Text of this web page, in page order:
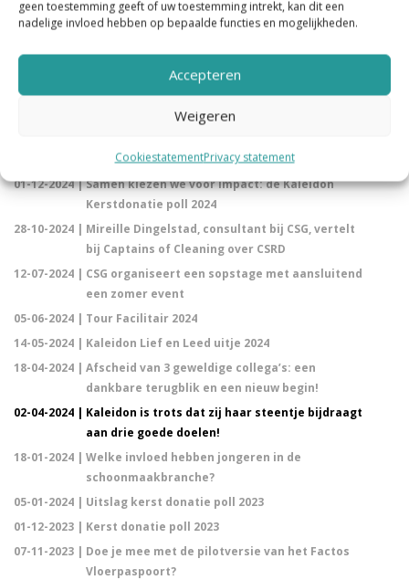
geen toestemming geeft of uw toestemming intrekt, kan dit een
nadelige invloed hebben op bepaalde functies en mogelijkheden.
Accepteren
Weigeren
CookiestatementPrivacy statement
12-05-2025 |Laatste cheque uitgereikt aan KWF
Kankerbestrijding
International – Girls First
04-02-2025 |Eerste cheque uitgereikt aan Alzheimer
Kerstdonatie Poll 2024
01-12-2024 |Samen kiezen we voor impact: de Kaleidon
Kerstdonatie poll 2024
28-10-2024 | Mireille Dingelstad, consultant bij CSG, vertelt
bij Captains of Cleaning over CSRD
12-07-2024 | CSG organiseert een sopstage met aansluitend
een zomer event
05-06-2024 | Tour Facilitair 2024
14-05-2024 | Kaleidon Lief en Leed uitje 2024
18-04-2024 | Afscheid van 3 geweldige collega’s: een
dankbare terugblik en een nieuw begin!
02-04-2024 | Kaleidon is trots dat zij haar steentje bijdraagt
aan drie goede doelen!
18-01-2024 | Welke invloed hebben jongeren in de
schoonmaakbranche?
05-01-2024 | Uitslag kerst donatie poll 2023
01-12-2023 | Kerst donatie poll 2023
07-11-2023 | Doe je mee met de pilotversie van het Factos
Vloerpaspoort?